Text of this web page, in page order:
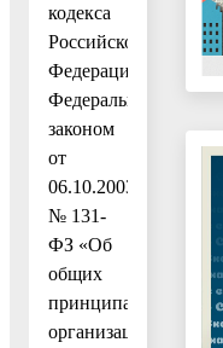
кодекса
Российской
Федерации,
Федеральным
законом
от
06.10.2003
№ 131-
ФЗ «Об
общих
принципах
организации